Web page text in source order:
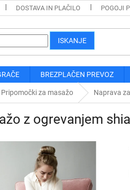
DOSTAVA IN PLAČILO POGOJI
ISKANJE
BREZPLAČEN PREVOZ
Pripomočki za masažo Naprava
z ogrevanjem